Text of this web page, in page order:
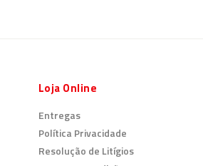
Loja Online
Entregas
Política Privacidade
Resolução de Litígios